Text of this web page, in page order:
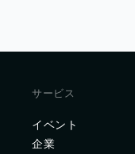
サービス
イベント
企業